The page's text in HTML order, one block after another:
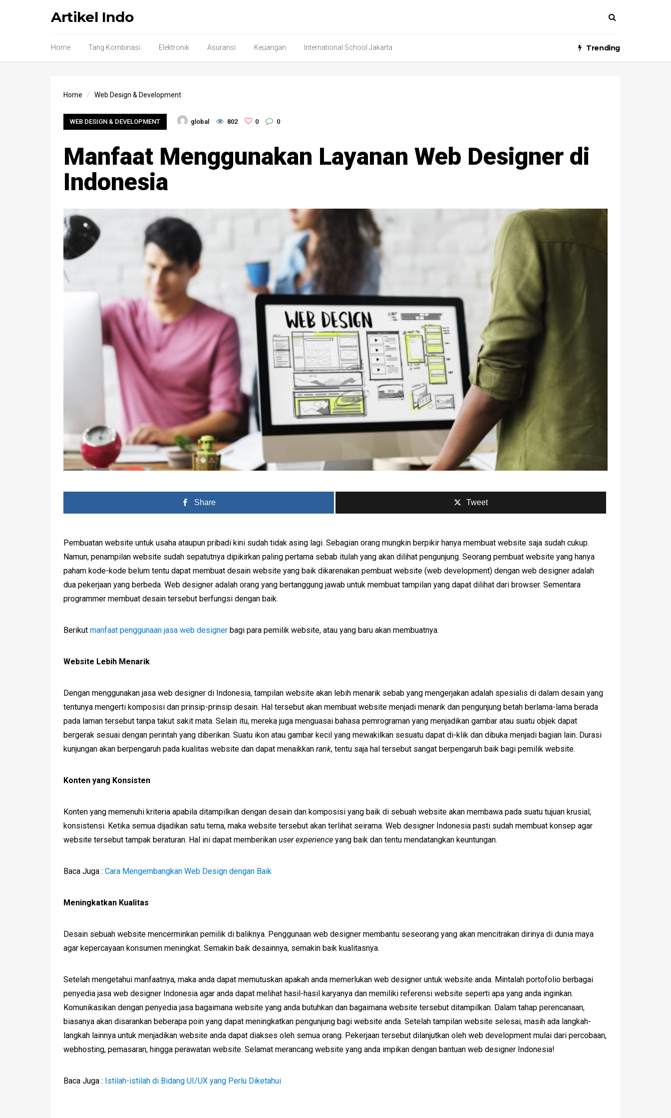
Artikel Indo
Home Tang Kombinasi Elektronik Asuransi Keuangan International School Jakarta Trending
Home Web Design & Development
WEB DESIGN & DEVELOPMENT global 802 0 0
Manfaat Menggunakan Layanan Web Designer di
Indonesia
Share Tweet
Pembuatan website untuk usaha ataupun pribadi kini sudah tidak asing lagi. Sebagian orang mungkin berpikir hanya membuat website saja sudah cukup.
Namun, penampilan website sudah sepatutnya dipikirkan paling pertama sebab itulah yang akan dilihat pengunjung. Seorang pembuat website yang hanya
paham kode-kode belum tentu dapat membuat desain website yang baik dikarenakan pembuat website (web development) dengan web designer adalah
dua pekerjaan yang berbeda. Web designer adalah orang yang bertanggung jawab untuk membuat tampilan yang dapat dilihat dari browser. Sementara
programmer membuat desain tersebut berfungsi dengan baik.
Berikut manfaat penggunaan jasa web designer bagi para pemilik website, atau yang baru akan membuatnya.
Website Lebih Menarik
Dengan menggunakan jasa web designer di Indonesia, tampilan website akan lebih menarik sebab yang mengerjakan adalah spesialis di dalam desain yang
tentunya mengerti komposisi dan prinsip-prinsip desain. Hal tersebut akan membuat website menjadi menarik dan pengunjung betah berlama-lama berada
pada laman tersebut tanpa takut sakit mata. Selain itu, mereka juga menguasai bahasa pemrograman yang menjadikan gambar atau suatu objek dapat
bergerak sesuai dengan perintah yang diberikan. Suatu ikon atau gambar kecil yang mewakilkan sesuatu dapat di-klik dan dibuka menjadi bagian lain. Durasi
kunjungan akan berpengaruh pada kualitas website dan dapat menaikkan rank, tentu saja hal tersebut sangat berpengaruh baik bagi pemilik website.
Konten yang Konsisten
Konten yang memenuhi kriteria apabila ditampilkan dengan desain dan komposisi yang baik di sebuah website akan membawa pada suatu tujuan krusial;
konsistensi. Ketika semua dijadikan satu tema, maka website tersebut akan terlihat seirama. Web designer Indonesia pasti sudah membuat konsep agar
website tersebut tampak beraturan. Hal ini dapat memberikan user experience yang baik dan tentu mendatangkan keuntungan.
Baca Juga : Cara Mengembangkan Web Design dengan Baik
Meningkatkan Kualitas
Desain sebuah website mencerminkan pemilik di baliknya. Penggunaan web designer membantu seseorang yang akan mencitrakan dirinya di dunia maya
agar kepercayaan konsumen meningkat. Semakin baik desainnya, semakin baik kualitasnya.
Setelah mengetahui manfaatnya, maka anda dapat memutuskan apakah anda memerlukan web designer untuk website anda. Mintalah portofolio berbagai
penyedia jasa web designer Indonesia agar anda dapat melihat hasil-hasil karyanya dan memiliki referensi website seperti apa yang anda inginkan.
Komunikasikan dengan penyedia jasa bagaimana website yang anda butuhkan dan bagaimana website tersebut ditampilkan. Dalam tahap perencanaan,
biasanya akan disarankan beberapa poin yang dapat meningkatkan pengunjung bagi website anda. Setelah tampilan website selesai, masih ada langkah-
langkah lainnya untuk menjadikan website anda dapat diakses oleh semua orang. Pekerjaan tersebut dilanjutkan oleh web development mulai dari percobaan,
webhosting, pemasaran, hingga perawatan website. Selamat merancang website yang anda impikan dengan bantuan web designer Indonesia!
Baca Juga : Istilah-istilah di Bidang UI/UX yang Perlu Diketahui